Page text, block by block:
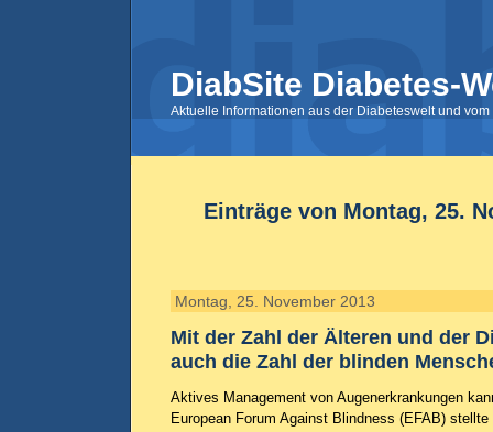
DiabSite Diabetes-
Aktuelle Informationen aus der Diabeteswelt und
Einträge von Montag, 25.
Montag, 25. November 2013
Mit der Zahl der Älteren und der
auch die Zahl der blinden
Aktives Management von Augenerkrankungen
European Forum Against Blindness (EFAB)